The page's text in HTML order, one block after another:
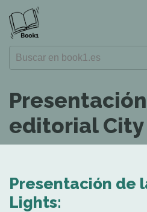
editorial
Presentación de
Lights: